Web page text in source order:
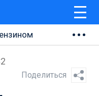
Поделиться